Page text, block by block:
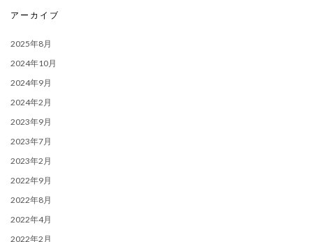
アーカイブ
2025年8月
2024年10月
2024年9月
2024年2月
2023年9月
2023年7月
2023年2月
2022年9月
2022年8月
2022年4月
2022年2月